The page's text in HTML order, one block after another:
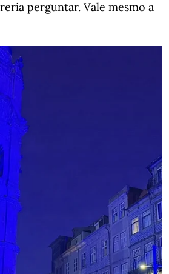
perguntar. Vale mesmo a